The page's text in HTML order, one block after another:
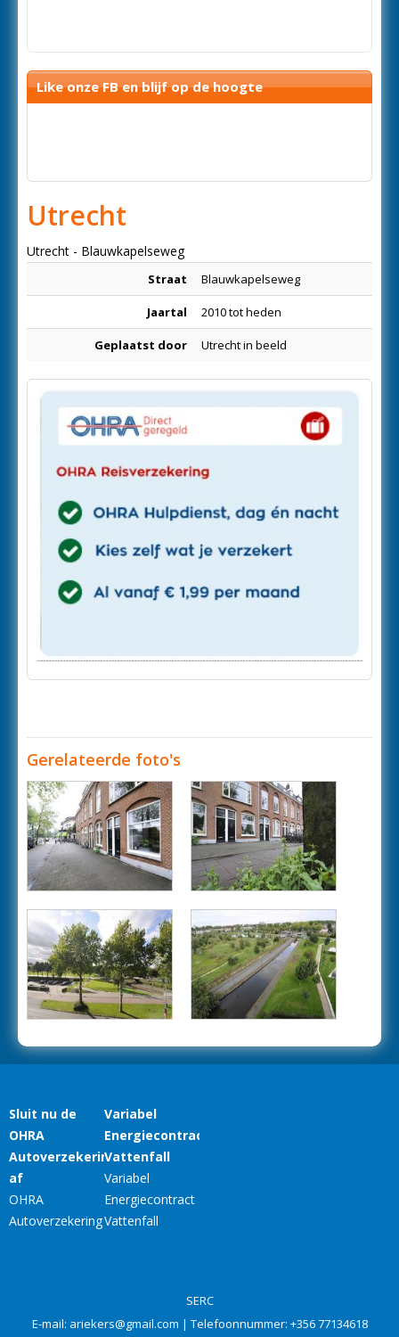
Like onze FB en blijf op de hoogte
Utrecht
Utrecht - Blauwkapelseweg
Straat Blauwkapelseweg
Jaartal 2010 tot heden
Geplaatst door Utrecht in beeld
Gerelateerde foto's
SERC
E-mail: ariekers@gmail.com | Telefoonnummer: +356 77134618